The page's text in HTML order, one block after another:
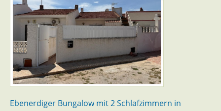
Ebenerdiger Bungalow mit 2 Schlafzimmern in